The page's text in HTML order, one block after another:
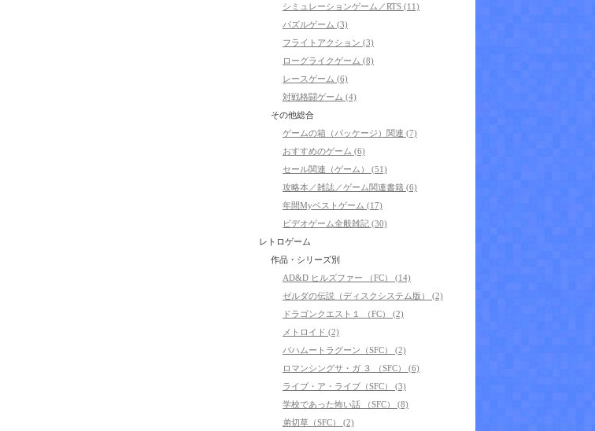
シミュレーションゲーム／RTS (11)
パズルゲーム (3)
フライトアクション (3)
ローグライクゲーム (8)
レースゲーム (6)
対戦格闘ゲーム (4)
その他総合
ゲームの箱（パッケージ）関連 (7)
おすすめのゲーム (6)
セール関連（ゲーム） (51)
攻略本／雑誌／ゲーム関連書籍 (6)
年間Myベストゲーム (17)
ビデオゲーム全般雑記 (30)
レトロゲーム
作品・シリーズ別
AD&D ヒルズファー （FC） (14)
ゼルダの伝説（ディスクシステム版） (2)
ドラゴンクエスト１ （FC） (2)
メトロイド (2)
バハムートラグーン（SFC） (2)
ロマンシングサ・ガ ３ （SFC） (6)
ライブ・ア・ライブ（SFC） (3)
学校であった怖い話 （SFC） (8)
弟切草（SFC） (2)